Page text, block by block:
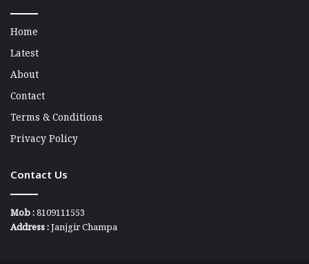
Home
Latest
About
Contact
Terms & Conditions
Privacy Policy
Contact Us
Mob :8109111553
Address :Janjgir Champa